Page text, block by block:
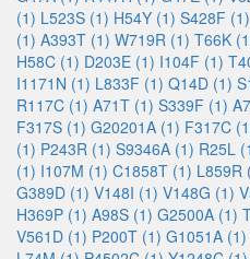
(1) L523S (1) H54Y (1) S428F (1)
(1) A393T (1) W719R (1) T66K
H58C (1) D203E (1) I104F (1)
I1171N (1) L833F (1) Q14D (1)
R117C (1) A71T (1) S339F (1)
F317S (1) G20201A (1) F317C
(1) P243R (1) S9346A (1) R25L
(1) I107M (1) C1858T (1) L859R
G389D (1) V148I (1) V148G (1)
H369P (1) A98S (1) G2500A (1)
V561D (1) P200T (1) G1051A (1)